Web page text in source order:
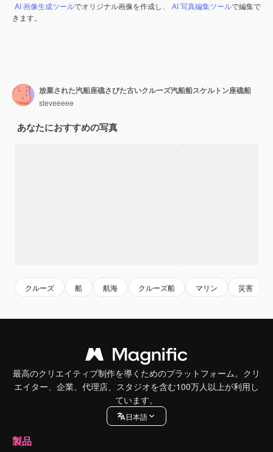
AI 画像生成ツールでオリジナル画像を作成し、 AI 写真編集ツールで編集で
きます。
放棄された汽船座礁さびた古いクルーズ汽船船スケルトン座礁船
steveeeee
あなたにおすすめの写真
クルーズ 船 航海 クルーズ船 マリン 災害
最高のクリエイティブ制作を導くためのプラットフォーム。クリ
エイター、企業、代理店、スタジオを含む100万人以上が利用し
ています。
日本語
製品